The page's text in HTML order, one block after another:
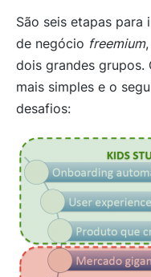
São seis etapas para
de negócio freemium
dois grandes grupos.
mais simples e o
desafios: